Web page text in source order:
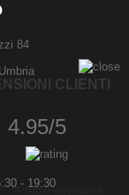
84
- 19:30
CLIENTI
4.95/5
Articolo originale e